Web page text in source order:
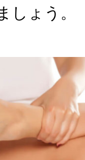
しょう。